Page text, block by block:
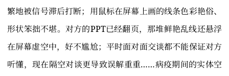
繁地被信号滞后打断；用鼠标在屏幕上画的线条色彩艳俗、
形状笨拙不堪。对方的PPT已经翻页，那堆鲜艳乱线还悬浮
在屏幕虚空中，好不尴尬；平时面对面交谈都不能保证对方
听懂，现在隔空对谈更导致误解重重……病疫期间的实体空